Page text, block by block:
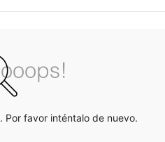
Por favor inténtalo de nuevo.